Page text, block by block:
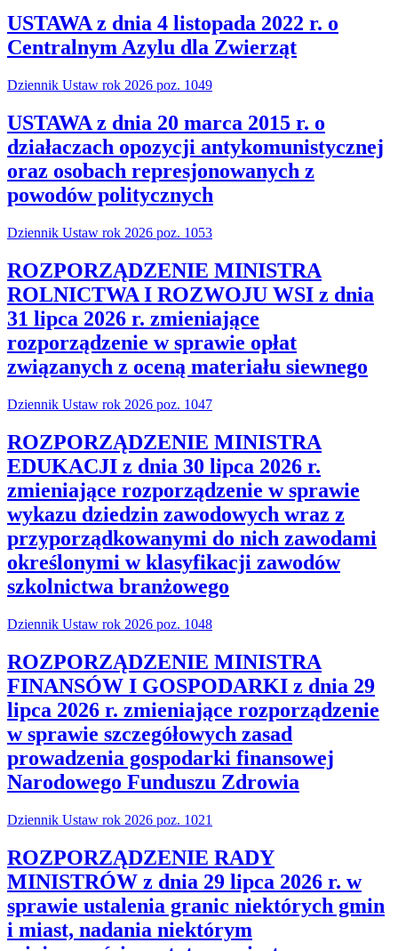
USTAWA z dnia 4 listopada 2022 r. o
Centralnym Azylu dla Zwierząt
Dziennik Ustaw rok 2026 poz. 1049
USTAWA z dnia 20 marca 2015 r. o
działaczach opozycji antykomunistycznej
oraz osobach represjonowanych z
powodów politycznych
Dziennik Ustaw rok 2026 poz. 1053
ROZPORZĄDZENIE MINISTRA
ROLNICTWA I ROZWOJU WSI z dnia
31 lipca 2026 r. zmieniające
rozporządzenie w sprawie opłat
związanych z oceną materiału siewnego
Dziennik Ustaw rok 2026 poz. 1047
ROZPORZĄDZENIE MINISTRA
EDUKACJI z dnia 30 lipca 2026 r.
zmieniające rozporządzenie w sprawie
wykazu dziedzin zawodowych wraz z
przyporządkowanymi do nich zawodami
określonymi w klasyfikacji zawodów
szkolnictwa branżowego
Dziennik Ustaw rok 2026 poz. 1048
ROZPORZĄDZENIE MINISTRA
FINANSÓW I GOSPODARKI z dnia 29
lipca 2026 r. zmieniające rozporządzenie
w sprawie szczegółowych zasad
prowadzenia gospodarki finansowej
Narodowego Funduszu Zdrowia
Dziennik Ustaw rok 2026 poz. 1021
ROZPORZĄDZENIE RADY
MINISTRÓW z dnia 29 lipca 2026 r. w
sprawie ustalenia granic niektórych gmin
i miast, nadania niektórym